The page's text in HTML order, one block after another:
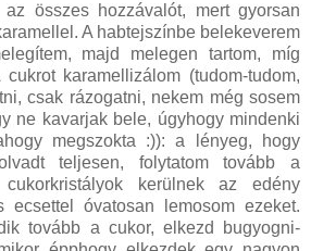
az összes hozzávalót, mert gyorsan
A habtejszínbe belekeverem
majd melegen tartom, míg
karamellizálom (tudom-tudom,
csak rázogatni, nekem még sosem
ne kavarjak bele, úgyhogy mindenki
megszokta :)): a lényeg, hogy
teljesen, folytatom tovább a
cukorkristályok kerülnek az edény
ecsettel óvatosan lemosom ezeket.
tovább a cukor, elkezd bugyogni-